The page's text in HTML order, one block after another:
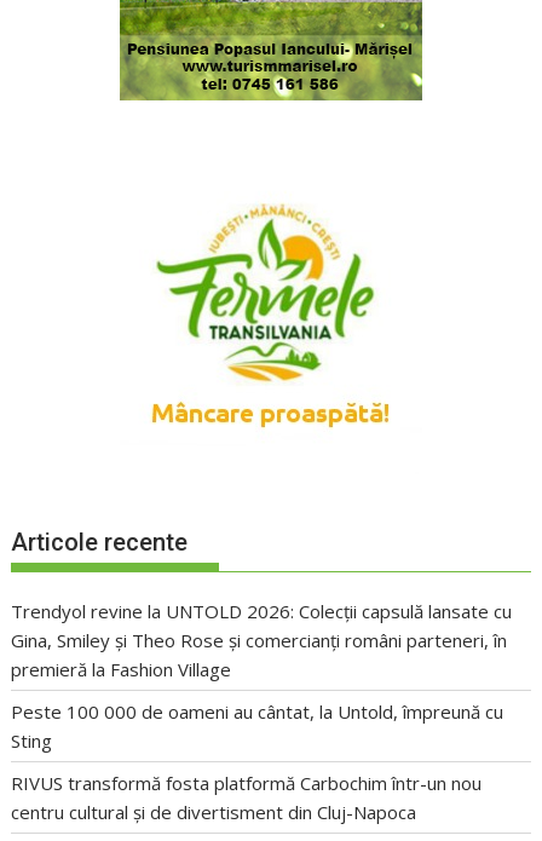
Articole recente
Trendyol revine la UNTOLD 2026: Colecții capsulă lansate cu
Gina, Smiley și Theo Rose și comercianți români parteneri, în
premieră la Fashion Village
Peste 100 000 de oameni au cântat, la Untold, împreună cu
Sting
RIVUS transformă fosta platformă Carbochim într-un nou
centru cultural și de divertisment din Cluj-Napoca